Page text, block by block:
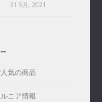
31 5月, 2021
気の商品
ニア情報